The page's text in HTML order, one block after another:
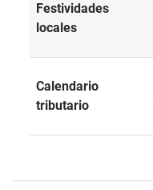
Festividades
locales
Calendario
tributario